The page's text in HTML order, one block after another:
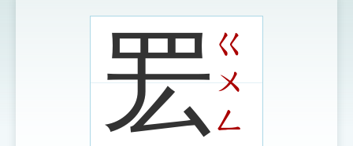
示
䍔ㄍ
ㄨ
ㄥ